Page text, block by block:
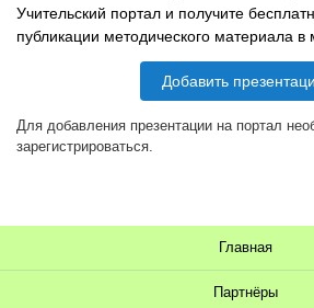
Учительский портал и получите
публикации методического материала
Добавить
Для добавления презентации на портал
зарегистрироваться.
Главная
Партнёры